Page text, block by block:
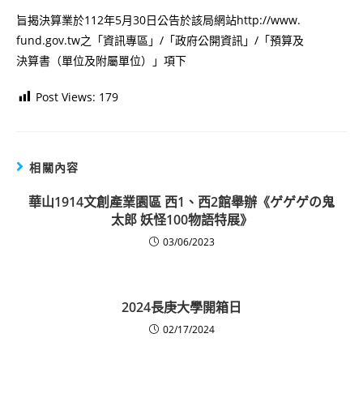
旨揭決算業於112年5月30日公告於該局網站http://www.
fund.gov.tw之「資訊專區」/「政府公開資訊」/「預算及
決算書（單位及附屬單位）」項下
Post Views: 179
相關內容
華山1914文創產業園區 西1、西2館舉辦《ゲゲゲの鬼
太郎 妖怪100物語特展》
03/06/2023
2024長庚大學開箱日
02/17/2024